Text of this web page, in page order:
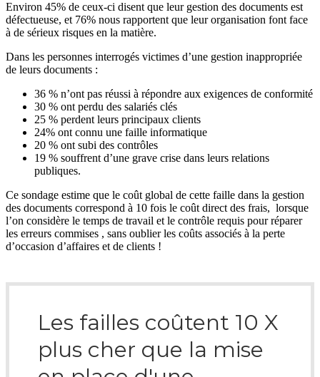
Environ 45% de ceux-ci disent que leur gestion des documents est
défectueuse, et 76% nous rapportent que leur organisation font face
à de sérieux risques en la matière.
Dans les personnes interrogés victimes d’une gestion inappropriée
de leurs documents :
36 % n’ont pas réussi à répondre aux exigences de conformité
30 % ont perdu des salariés clés
25 % perdent leurs principaux clients
24% ont connu une faille informatique
20 % ont subi des contrôles
19 % souffrent d’une grave crise dans leurs relations
publiques.
Ce sondage estime que le coût global de cette faille dans la gestion
des documents correspond à 10 fois le coût direct des frais, lorsque
l’on considère le temps de travail et le contrôle requis pour réparer
les erreurs commises , sans oublier les coûts associés à la perte
d’occasion d’affaires et de clients !
Les failles coûtent 10 X
plus cher que la mise